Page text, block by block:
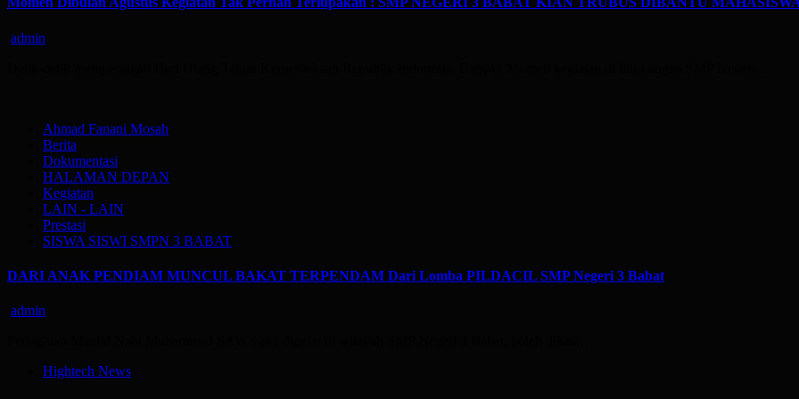
admin
Ahmad Fanani Mosah
Berita
Dokumentasi
HALAMAN DEPAN
Kegiatan
LAIN - LAIN
Prestasi
SISWA SISWI SMPN 3 BABAT
DARI ANAK PENDIAM MUNCUL BAKAT TERPENDAM Dari Lomba PILDACIL SMP Negeri 3 Babat
admin
Hightech News